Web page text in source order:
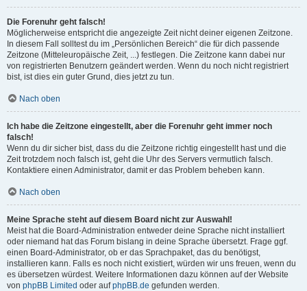
Die Forenuhr geht falsch!
Möglicherweise entspricht die angezeigte Zeit nicht deiner eigenen Zeitzone.
In diesem Fall solltest du im „Persönlichen Bereich“ die für dich passende
Zeitzone (Mitteleuropäische Zeit, ...) festlegen. Die Zeitzone kann dabei nur
von registrierten Benutzern geändert werden. Wenn du noch nicht registriert
bist, ist dies ein guter Grund, dies jetzt zu tun.
Nach oben
Ich habe die Zeitzone eingestellt, aber die Forenuhr geht immer noch
falsch!
Wenn du dir sicher bist, dass du die Zeitzone richtig eingestellt hast und die
Zeit trotzdem noch falsch ist, geht die Uhr des Servers vermutlich falsch.
Kontaktiere einen Administrator, damit er das Problem beheben kann.
Nach oben
Meine Sprache steht auf diesem Board nicht zur Auswahl!
Meist hat die Board-Administration entweder deine Sprache nicht installiert
oder niemand hat das Forum bislang in deine Sprache übersetzt. Frage ggf.
einen Board-Administrator, ob er das Sprachpaket, das du benötigst,
installieren kann. Falls es noch nicht existiert, würden wir uns freuen, wenn du
es übersetzen würdest. Weitere Informationen dazu können auf der Website
von phpBB Limited oder aufphpBB.de gefunden werden.